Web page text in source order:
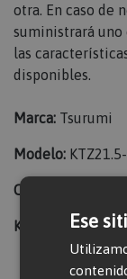
otra. En caso de
suministrará uno
las
disponibles.
Marca: Tsurumi
Modelo:
CV:
Kvas necesarias:7
Ese